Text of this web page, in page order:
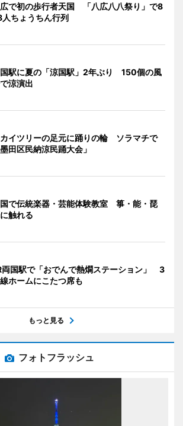
で初の歩行者天国 「八広八八祭り」で8
ちょうちん行列
駅に夏の「涼国駅」2年ぶり 150個の風
涼演出
イツリーの足元に踊りの輪 ソラマチで
墨田区民納涼民踊大会」
で伝統楽器・芸能体験教室 箏・能・琵
触れる
両国駅で「おでんで熱燗ステーション」 3
ホームにこたつ席も
もっと見る
フォトフラッシュ